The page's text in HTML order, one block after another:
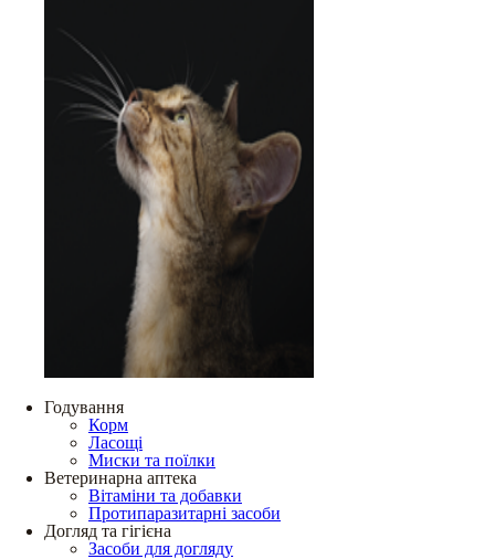
Годування
Корм
Ласощі
Миски та поїлки
Ветеринарна аптека
Вітаміни та добавки
Протипаразитарні засоби
Догляд та гігієна
Засоби для догляду